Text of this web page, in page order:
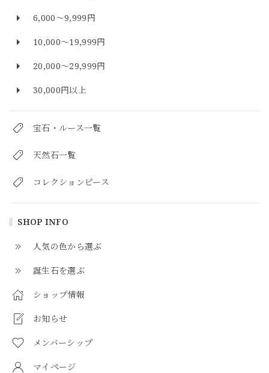
6,000～9,999円
10,000～19,999円
20,000～29,999円
30,000円以上
宝石・ルース一覧
天然石一覧
コレクションピース
SHOP INFO
人気の色から選ぶ
誕生石を選ぶ
ショップ情報
お知らせ
メンバーシップ
マイページ